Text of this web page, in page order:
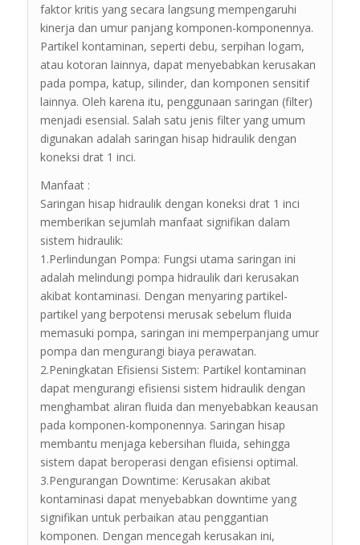
faktor kritis yang secara langsung mempengaruhi
kinerja dan umur panjang komponen-komponennya.
Partikel kontaminan, seperti debu, serpihan logam,
atau kotoran lainnya, dapat menyebabkan kerusakan
pada pompa, katup, silinder, dan komponen sensitif
lainnya. Oleh karena itu, penggunaan saringan (filter)
menjadi esensial. Salah satu jenis filter yang umum
digunakan adalah saringan hisap hidraulik dengan
koneksi drat 1 inci.
Manfaat :
Saringan hisap hidraulik dengan koneksi drat 1 inci
memberikan sejumlah manfaat signifikan dalam
sistem hidraulik:
1.Perlindungan Pompa: Fungsi utama saringan ini
adalah melindungi pompa hidraulik dari kerusakan
akibat kontaminasi. Dengan menyaring partikel-
partikel yang berpotensi merusak sebelum fluida
memasuki pompa, saringan ini memperpanjang umur
pompa dan mengurangi biaya perawatan.
2.Peningkatan Efisiensi Sistem: Partikel kontaminan
dapat mengurangi efisiensi sistem hidraulik dengan
menghambat aliran fluida dan menyebabkan keausan
pada komponen-komponennya. Saringan hisap
membantu menjaga kebersihan fluida, sehingga
sistem dapat beroperasi dengan efisiensi optimal.
3.Pengurangan Downtime: Kerusakan akibat
kontaminasi dapat menyebabkan downtime yang
signifikan untuk perbaikan atau penggantian
komponen. Dengan mencegah kerusakan ini,